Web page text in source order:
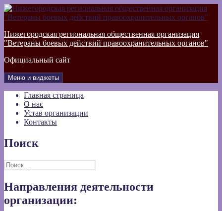
Перейти
к
Нижегородская региональная общественная организация
"Ветераны боевых действий правоохранительных органов"
Официальный сайт
Меню и виджеты
Главная страница
О нас
Устав организации
Контакты
Поиск
Найти:
Направления деятельности
организации: